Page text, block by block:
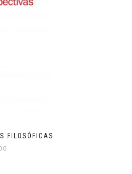
FILOSÓFICAS